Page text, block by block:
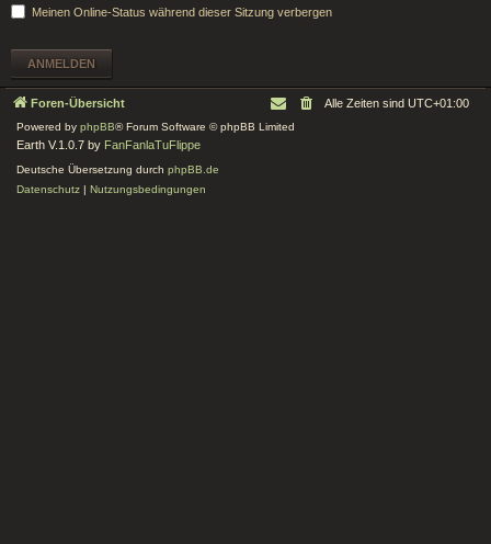
Meinen Online-Status während dieser Sitzung verbergen
Foren-Übersicht Alle Zeiten sind UTC+01:00
Powered by phpBB® Forum Software © phpBB Limited
Earth V.1.0.7 by FanFanlaTuFlippe
Deutsche Übersetzung durch phpBB.de
Datenschutz | Nutzungsbedingungen